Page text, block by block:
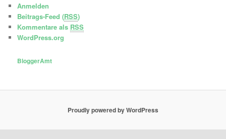
Anmelden
Beitrags-Feed (RSS)
Kommentare als RSS
WordPress.org
BloggerAmt
Proudly powered by WordPress